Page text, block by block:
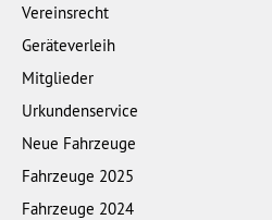
Vereinsrecht
Geräteverleih
Mitglieder
Urkundenservice
Neue Fahrzeuge
Fahrzeuge 2025
Fahrzeuge 2024